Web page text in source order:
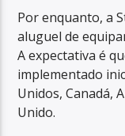
Por enquanto, a
aluguel de
A expectativa é
implementado
Unidos, Canadá,
Unido.